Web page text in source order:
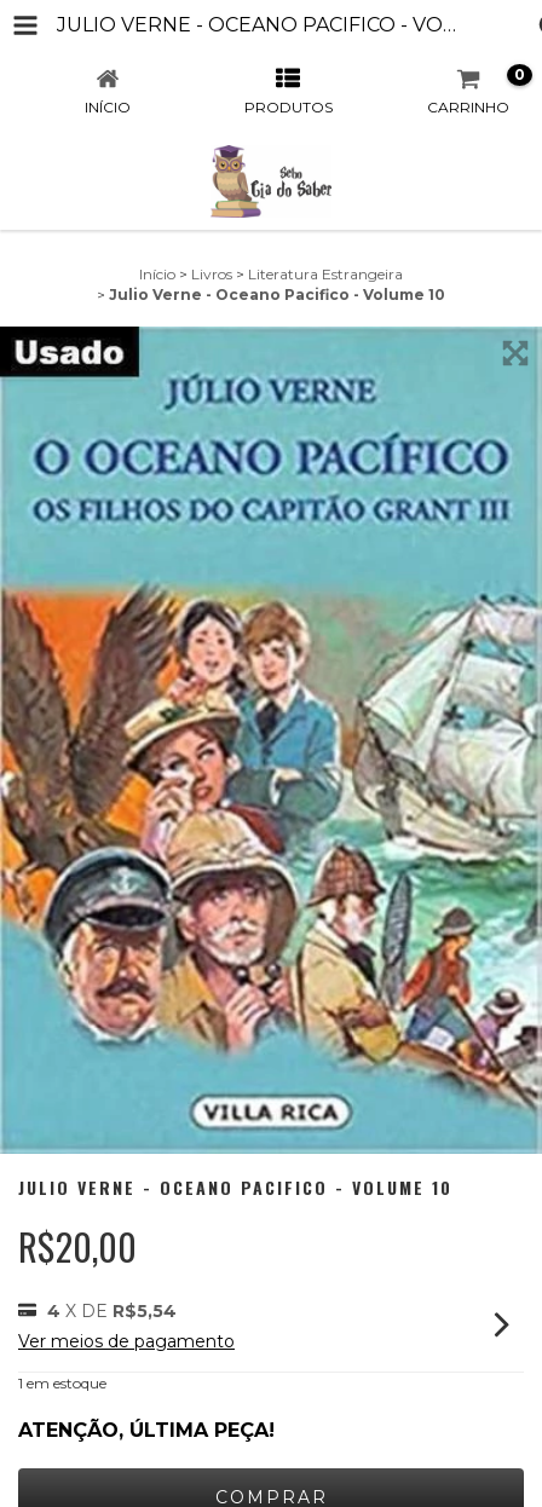
JULIO VERNE - OCEANO PACIFICO - VOLUME 10
INÍCIO PRODUTOS CARRINHO
0
Início > Livros > Literatura Estrangeira
> Julio Verne - Oceano Pacifico - Volume 10
JULIO VERNE - OCEANO PACIFICO - VOLUME 10
R$20,00
4 X DE R$5,54
Ver meios de pagamento
1 em estoque
ATENÇÃO, ÚLTIMA PEÇA!